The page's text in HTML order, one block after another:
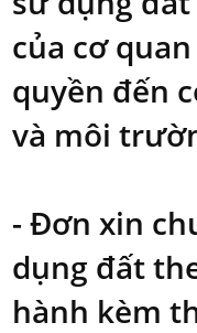
của cơ
quyền đến
và môi
- Đơn xin
dụng đất
hành kèm